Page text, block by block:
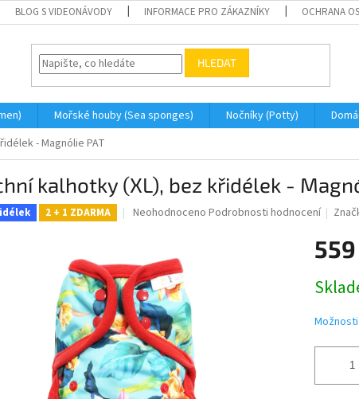
BLOG S VIDEONÁVODY INFORMACE PRO ZÁKAZNÍKY OCHRANA
HLEDAT
Mořské houby (Sea sponges) Nočníky (Potty)
- Magnólie PAT
kalhotky (XL), bez křidélek -
2 + 1 ZDARMA
Průměrné
0,0
z
5
hvězdiček.
Neohodnoceno Podrobnosti hodnocení
cena: